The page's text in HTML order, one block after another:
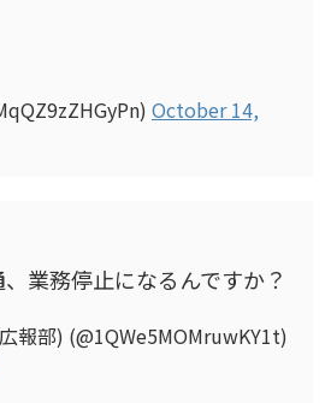
October 14,
業務停止になるんですか？
報部) (@1QWe5MOMruwKY1t)